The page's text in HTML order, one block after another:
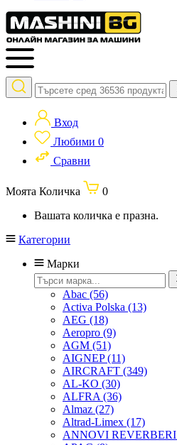
Вход
Любими 0
Сравни
Моята Количка
0
Вашата количка е празна.
Категории
Марки
Abac (56)
Activa Polska (13)
AEG (18)
Aeropro (9)
AGM (51)
AIGNEP(11)
AIRCRAFT (349)
AL-KO (30)
ALFRA (36)
Almaz (27)
Altrad-Limex (17)
ANNOVI REVERBERI